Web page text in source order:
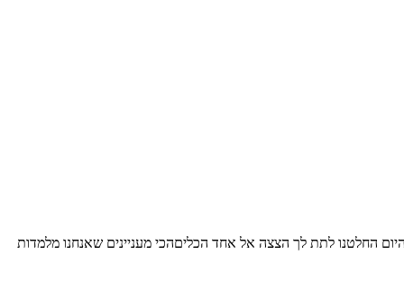
החלטנו לתת לך הצצה אל אחד הכליםהכי מעניינים שאנחנו מלמדות